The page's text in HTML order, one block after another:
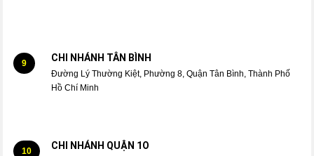
9 CHI NHÁNH TÂN BÌNH
Đường Lý Thường Kiệt, Phường 8, Quận Tân Bình, Thành Phố
Hồ Chí Minh
10 CHI NHÁNH QUẬN 1O